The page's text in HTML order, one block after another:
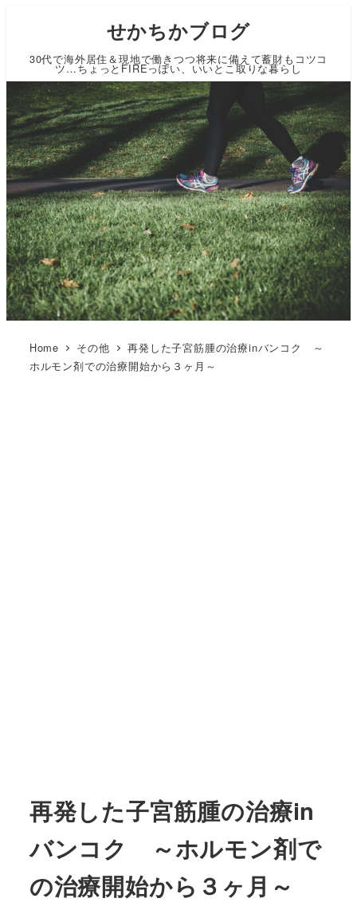
せかちかブログ
30代で海外居住＆現地で働きつつ将来に備えて蓄財もコツコ
ツ…ちょっとFIREっぽい、いいとこ取りな暮らし
Home その他
再発した子宮筋腫の治療inバンコク ～
ホルモン剤での治療開始から３ヶ月～
再発した子宮筋腫の治療in
バンコク ～ホルモン剤で
の治療開始から３ヶ月～